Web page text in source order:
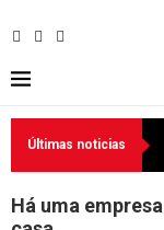
Últimas noticias
Há uma